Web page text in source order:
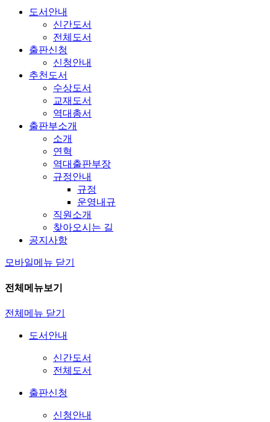
도서안내
신간도서
전체도서
출판신청
신청안내
추천도서
수상도서
교재도서
역대총서
출판부소개
소개
연혁
역대출판부장
규정안내
규정
운영내규
직원소개
찾아오시는 길
공지사항
모바일메뉴 닫기
전체메뉴보기
전체메뉴 닫기
도서안내
신간도서
전체도서
출판신청
신청안내